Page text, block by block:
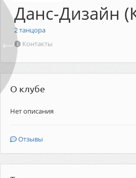
Данс-Дизайн
2танцора
Контакты
О клубе
Нет описания
Отзывы